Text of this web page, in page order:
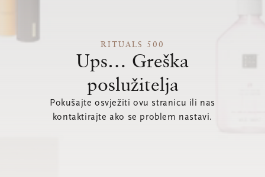
RITUALS 500
Ups… Greška
poslužitelja
Pokušajte osvježiti ovu stranicu ili nas
kontaktirajte ako se problem nastavi.